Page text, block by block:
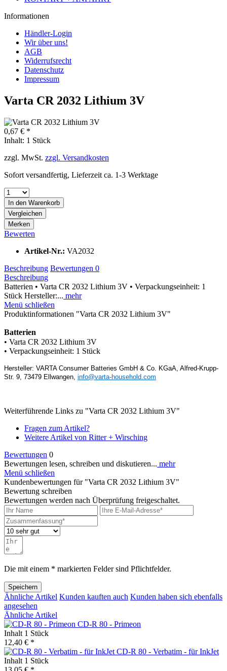
Informationen
Händler-Login
Wir über uns!
AGB
Widerrufsrecht
Datenschutz
Impressum
Varta CR 2032 Lithium 3V
0,67 € *
Inhalt: 1 Stück
zzgl. MwSt. zzgl. Versandkosten
Sofort versandfertig, Lieferzeit ca. 1-3 Werktage
In den Warenkorb
Vergleichen
Merken
Bewerten
Artikel-Nr.: VA2032
Beschreibung Bewertungen 0
Beschreibung
Batterien • Varta CR 2032 Lithium 3V • Verpackungseinheit: 1
Stück Hersteller:... mehr
Menü schließen
Produktinformationen "Varta CR 2032 Lithium 3V"
Batterien
• Varta CR 2032 Lithium 3V
• Verpackungseinheit: 1 Stück
Hersteller: VARTA Consumer Batteries GmbH & Co. KGaA, Alfred-Krupp-
Str. 9, 73479 Ellwangen, info@varta-household.com
Weiterführende Links zu "Varta CR 2032 Lithium 3V"
Fragen zum Artikel?
Weitere Artikel von Ritter + Wirsching
Bewertungen 0
Bewertungen lesen, schreiben und diskutieren... mehr
Menü schließen
Kundenbewertungen für "Varta CR 2032 Lithium 3V"
Bewertung schreiben
Bewertungen werden nach Überprüfung freigeschaltet.
Die mit einem * markierten Felder sind Pflichtfelder.
Speichern
Ähnliche Artikel Kunden kauften auch Kunden haben sich ebenfalls
angesehen
Ähnliche Artikel
CD-R 80 - Primeon
Inhalt 1 Stück
12,40 € *
CD-R 80 - Verbatim - für InkJet
Inhalt 1 Stück